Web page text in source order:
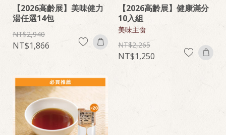
【2026高齡展】美味健力
湯任選14包
2,940
1,866
【2026高齡展】健康滿分
10入組
美味主食
2,265
1,250